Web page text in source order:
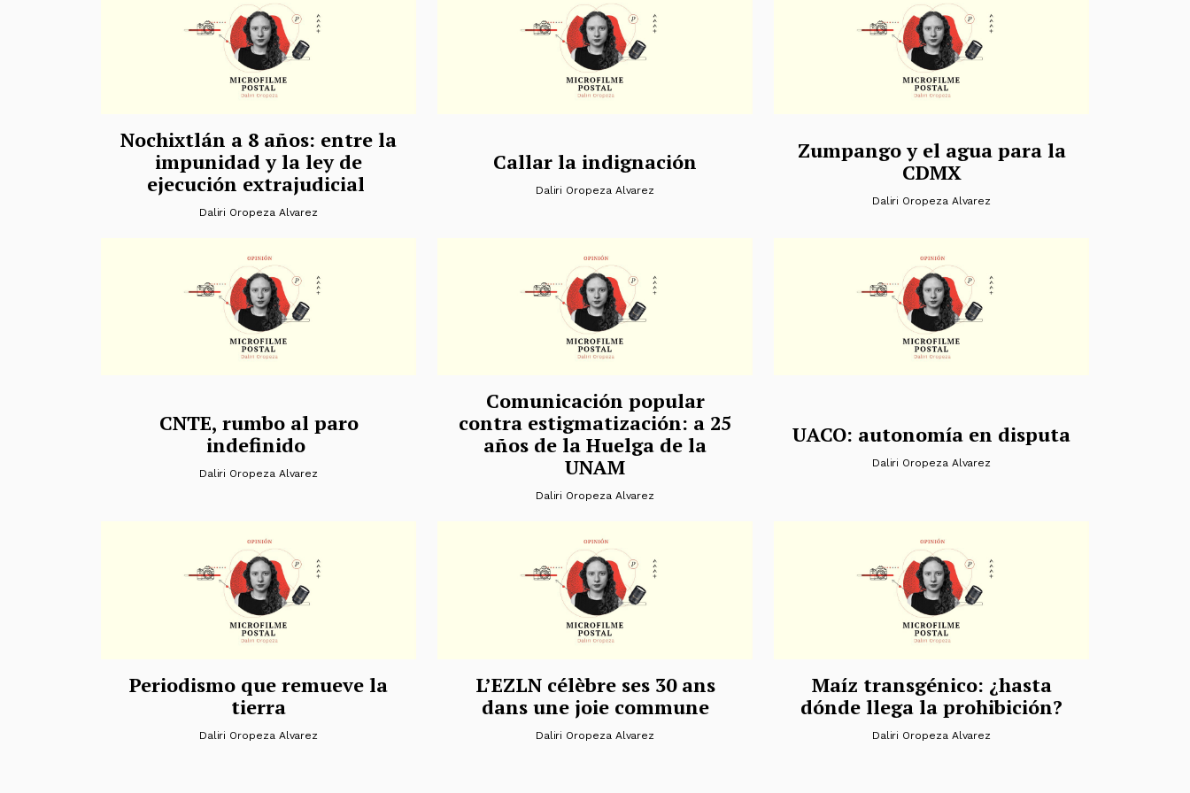
Nochixtlán a 8 años: entre la
impunidad y la ley de
ejecución extrajudicial
Daliri Oropeza Alvarez
Callar la indignación
Daliri Oropeza Alvarez
Zumpango y el agua para la
CDMX
Daliri Oropeza Alvarez
CNTE, rumbo al paro
indefinido
Daliri Oropeza Alvarez
Comunicación popular
contra estigmatización: a 25
años de la Huelga de la
UNAM
Daliri Oropeza Alvarez
UACO: autonomía en disputa
Daliri Oropeza Alvarez
Periodismo que remueve la
tierra
Daliri Oropeza Alvarez
L’EZLN célèbre ses 30 ans
dans une joie commune
Daliri Oropeza Alvarez
Maíz transgénico: ¿hasta
dónde llega la prohibición?
Daliri Oropeza Alvarez